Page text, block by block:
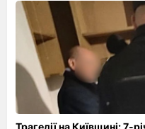
Трагедії на Київщині: 7-